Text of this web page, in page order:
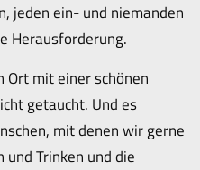
jeden ein- und niemanden
Herausforderung.
Ort mit einer schönen
getaucht. Und es
mit denen wir gerne
und Trinken und die